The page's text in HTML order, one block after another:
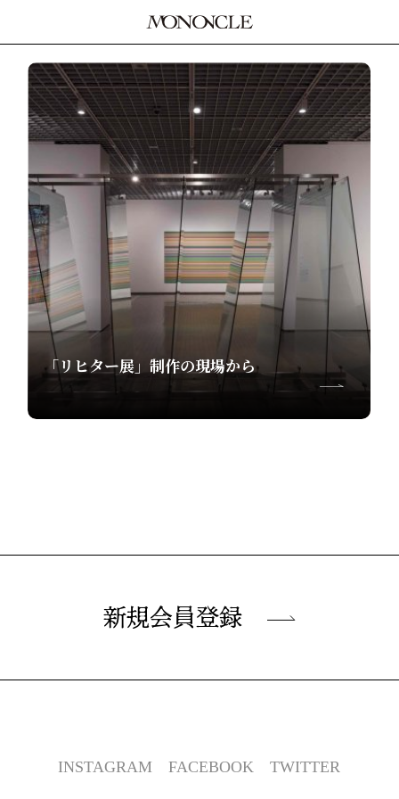
「リヒター展」制作の現場から
新規会員登録
INSTAGRAM FACEBOOK TWITTER